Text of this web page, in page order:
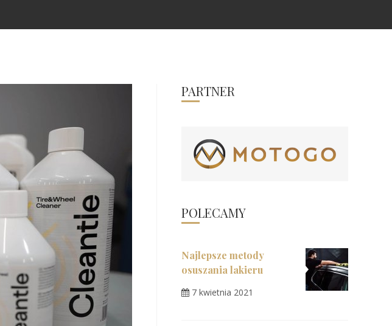
PARTNER
POLECAMY
Najlepsze metody
osuszania lakieru
7 kwietnia 2021